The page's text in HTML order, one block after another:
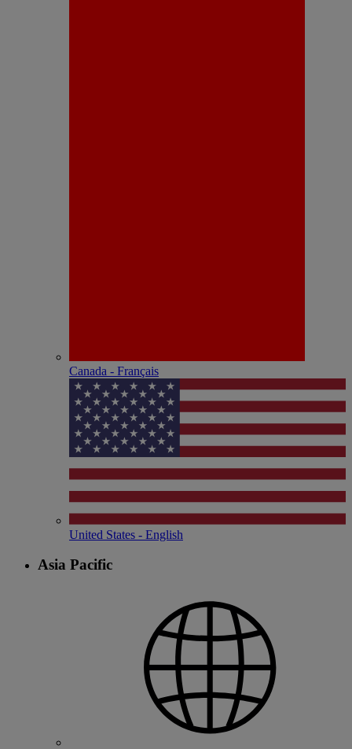
Canada - Français
United States - English
Asia Pacific